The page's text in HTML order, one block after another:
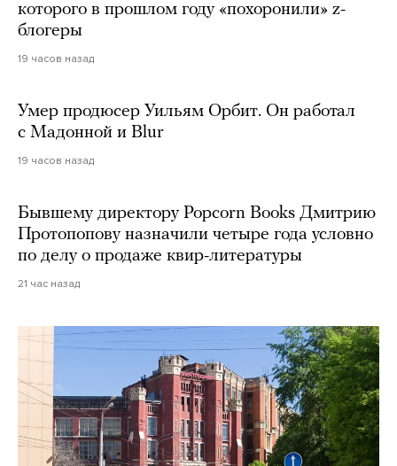
которого в прошлом году «похоронили» z-
блогеры
19 часов назад
Умер продюсер Уильям Орбит. Он работал
с Мадонной и Blur
19 часов назад
Бывшему директору Popcorn Books Дмитрию
Протопопову назначили четыре года условно
по делу о продаже квир-литературы
21 час назад